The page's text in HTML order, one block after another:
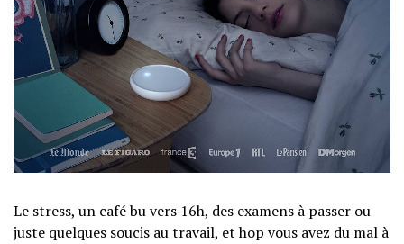
Le stress, un café bu vers 16h, des examens à passer ou
juste quelques soucis au travail, et hop vous avez du mal à